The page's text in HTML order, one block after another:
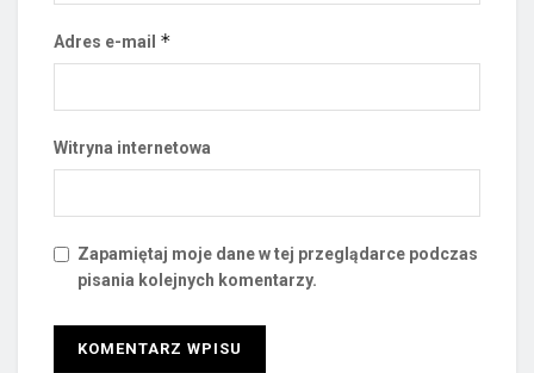
Adres e-mail *
Witryna internetowa
Zapamiętaj moje dane w tej przeglądarce podczas
pisania kolejnych komentarzy.